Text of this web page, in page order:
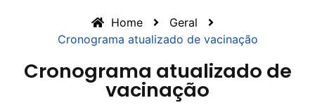
Home
Geral
Cronograma atualizado de vacinação
Cronograma atualizado de
vacinação